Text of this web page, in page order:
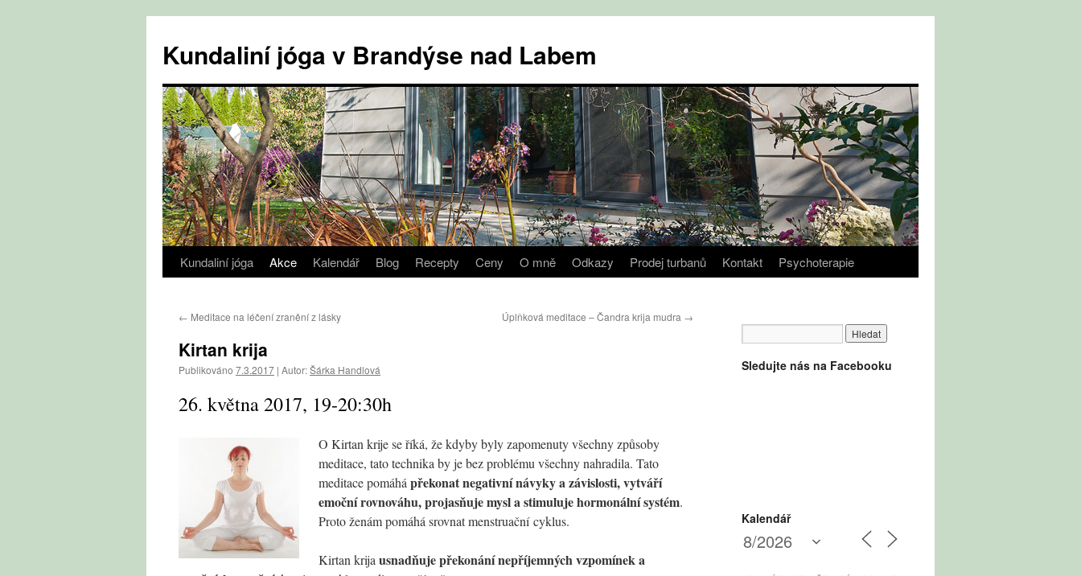
obsahu
webu
Kundaliní jóga v Brandýse nad Labem
Kundaliní jóga Akce Kalendář Blog Recepty Ceny O mně Odkazy Prodej turbanů Kontakt Psychoterapie
← Meditace na léčení zranění z lásky Úplňková meditace – Čandra krija mudra →
Kirtan krija
Publikováno 7.3.2017 | Autor:Šárka Handlová
26. května 2017, 19-20:30h
O Kirtan krije se říká, že kdyby byly zapomenuty všechny způsoby
meditace, tato technika by je bez problému všechny nahradila. Tato
meditace pomáhá překonat negativní návyky a závislosti, vytváří
emoční rovnováhu, projasňuje mysl a stimuluje hormonální systém.
Proto ženám pomáhá srovnat menstruační cyklus.
Kirtan krija usnadňuje překonání nepříjemných vzpomínek a
Sledujte nás na Facebooku
Kalendář